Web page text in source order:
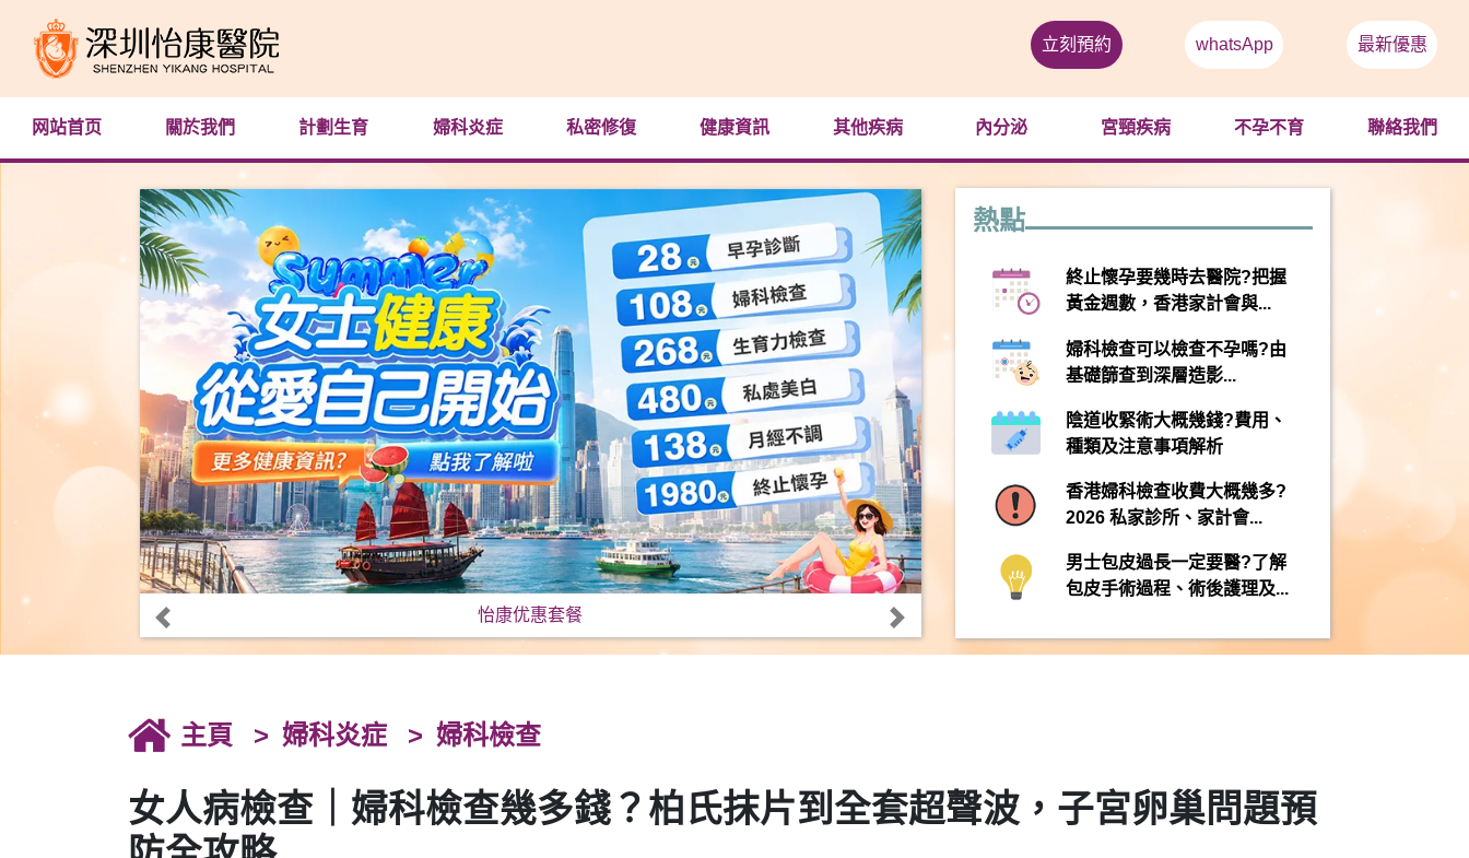
立刻預約 whatsApp 最新優惠
网站首页 關於我們 計劃生育 婦科炎症 私密修復 健康資訊 其他疾病 內分泌 宮頸疾病 不孕不育 聯絡我們
怡康优惠套餐
熱點
終止懷孕要幾時去醫院?把握
黃金週數，香港家計會與...
婦科檢查可以檢查不孕嗎?由
基礎篩查到深層造影...
陰道收緊術大概幾錢?費用、
種類及注意事項解析
香港婦科檢查收費大概幾多?
2026 私家診所、家計會...
男士包皮過長一定要醫?了解
包皮手術過程、術後護理及...
主頁 婦科炎症 婦科檢查
女人病檢查｜婦科檢查幾多錢？柏氏抹片到全套超聲波，子宮卵巢問題預